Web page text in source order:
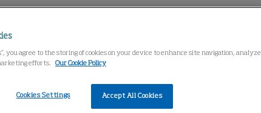
you agree to the storing of cookies on your device to enhance site navigation, analyze
efforts.
Our Cookie Policy
Accept All Cookies
Cookies Settings